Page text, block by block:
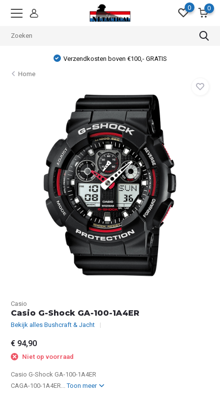
0 0
Verzendkosten boven €100,- GRATIS
Home
Casio
Casio G-Shock GA-100-1A4ER
Bekijk alles Bushcraft & Jacht
€ 94,90
Niet op voorraad
Casio G-Shock GA-100-1A4ER
CAGA-100-1A4ER...Toon meer